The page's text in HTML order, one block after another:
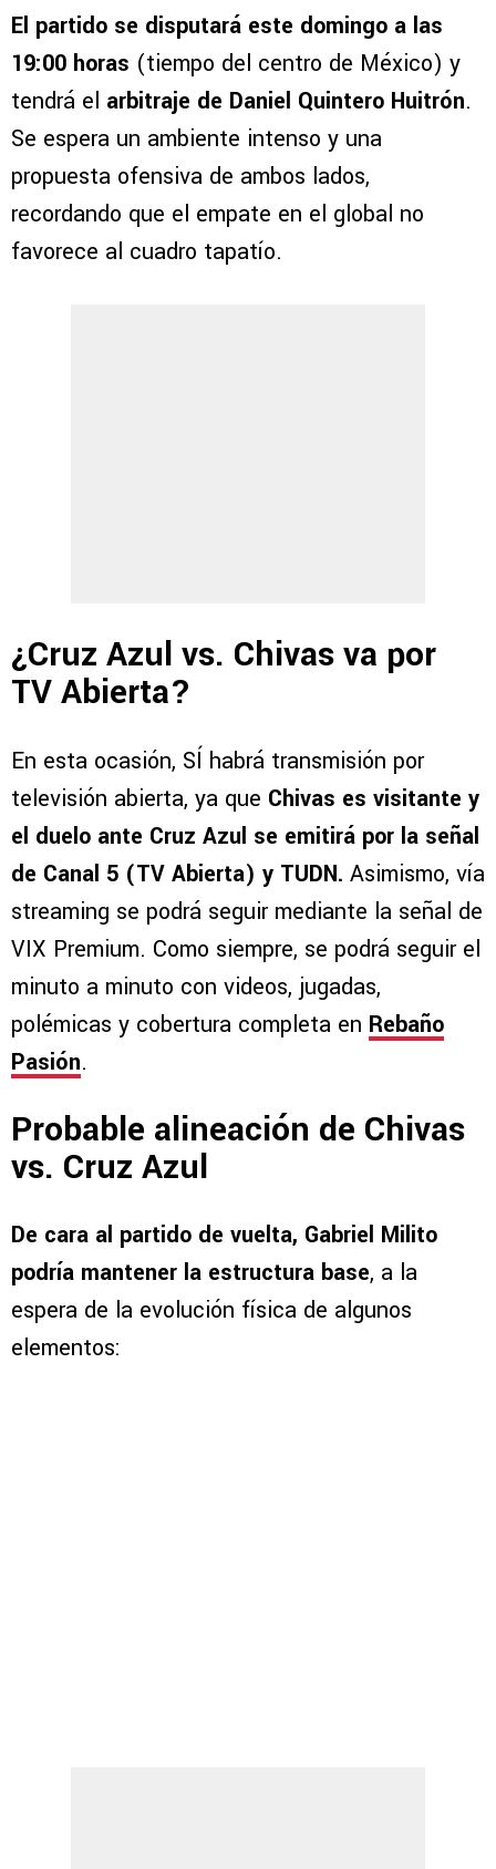
El partido se disputará este domingo a las
19:00 horas (tiempo del centro de México) y
tendrá el arbitraje de Daniel Quintero Huitrón.
Se espera un ambiente intenso y una
propuesta ofensiva de ambos lados,
recordando que el empate en el global no
favorece al cuadro tapatío.
¿Cruz Azul vs. Chivas va por
TV Abierta?
En esta ocasión, SÍ habrá transmisión por
televisión abierta, ya que Chivas es visitante y
el duelo ante Cruz Azul se emitirá por la señal
de Canal 5 (TV Abierta) y TUDN. Asimismo, vía
streaming se podrá seguir mediante la señal de
VIX Premium. Como siempre, se podrá seguir el
minuto a minuto con videos, jugadas,
polémicas y cobertura completa en Rebaño
Pasión.
Probable alineación de Chivas
vs. Cruz Azul
De cara al partido de vuelta, Gabriel Milito
podría mantener la estructura base, a la
espera de la evolución física de algunos
elementos: